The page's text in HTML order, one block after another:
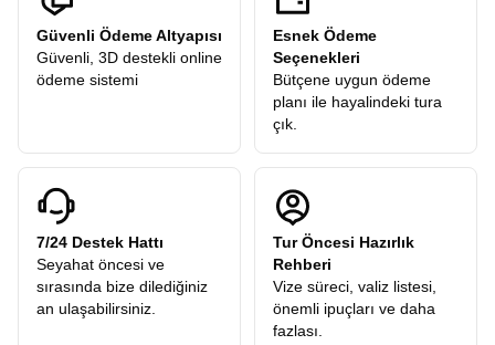
Güvenli Ödeme Altyapısı
Güvenli, 3D destekli online
ödeme sistemi
Esnek Ödeme
Seçenekleri
Bütçene uygun ödeme
planı ile hayalindeki tura
çık.
7/24 Destek Hattı
Seyahat öncesi ve
sırasında bize dilediğiniz
an ulaşabilirsiniz.
Tur Öncesi Hazırlık
Rehberi
Vize süreci, valiz listesi,
önemli ipuçları ve daha
fazlası.